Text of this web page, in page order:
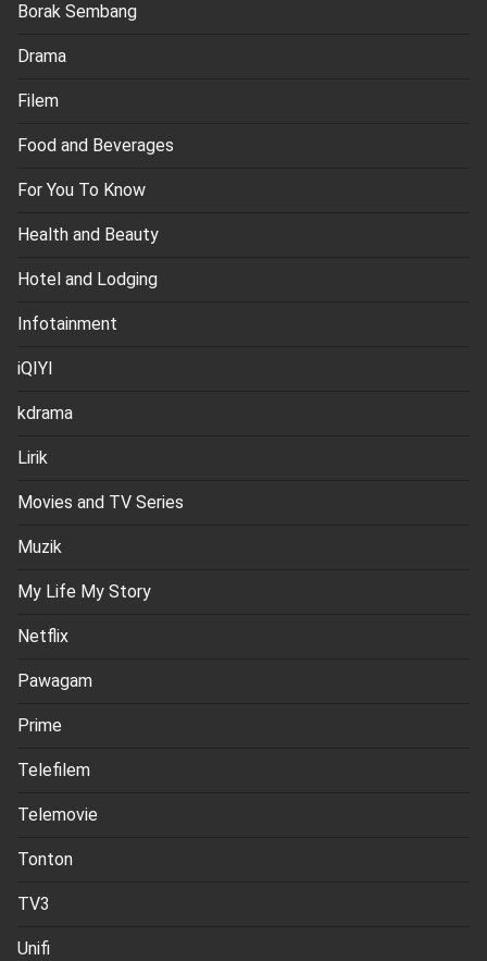
Borak Sembang
Drama
Filem
Food and Beverages
For You To Know
Health and Beauty
Hotel and Lodging
Infotainment
iQIYI
kdrama
Lirik
Movies and TV Series
Muzik
My Life My Story
Netflix
Pawagam
Prime
Telefilem
Telemovie
Tonton
TV3
Unifi